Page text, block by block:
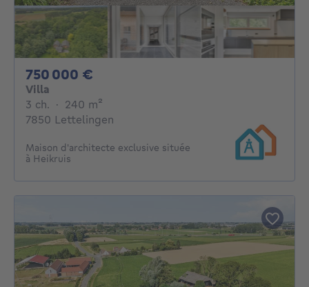
750 000 €
Villa
3 ch. 3 chambres
· 240 m²
7850 Lettelingen
Maison d'architecte exclusive située
à Heikruis